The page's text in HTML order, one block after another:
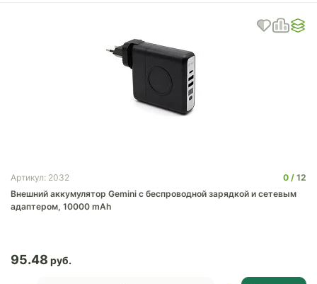
Артикул: 2032 0
12
Внешний аккумулятор Gemini с беспроводной зарядкой и сетевым
адаптером, 10000 mAh
95.48